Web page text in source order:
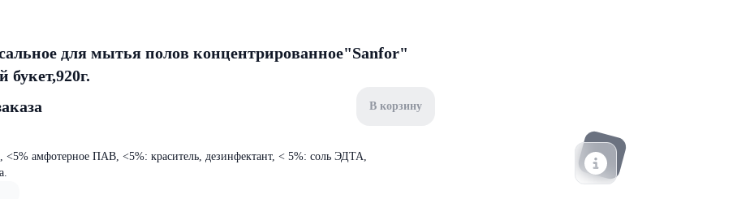
для мытья полов концентрированное"Sanfor"
букет,920г.
В корзину
амфотерное ПАВ, <5%: краситель, дезинфектант, < 5%: соль ЭДТА,